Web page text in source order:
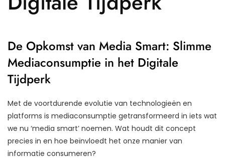
De Opkomst van Media Smart: Slimme
Mediaconsumptie in het Digitale
Tijdperk
Met de voortdurende evolutie van technologieën en
platforms is mediaconsumptie getransformeerd in iets wat
we nu ‘media smart’ noemen. Wat houdt dit concept
precies in en hoe beïnvloedt het onze manier van
informatie consumeren?